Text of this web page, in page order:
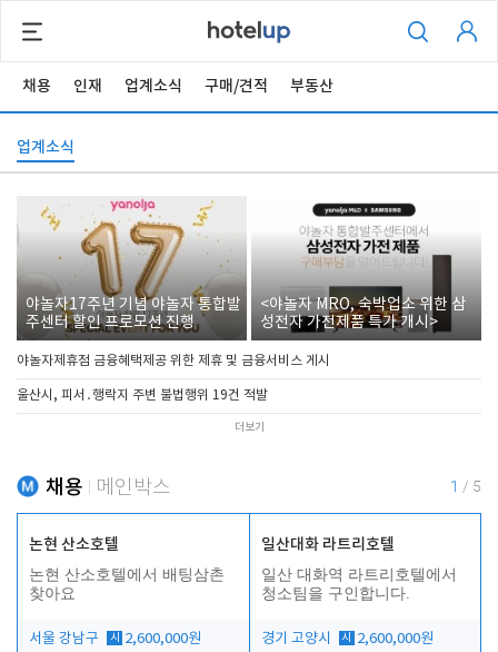
채용 인재 업계소식 구매/견적 부동산
업계소식
야놀자17주년 기념 야놀자 통합발
주센터 할인 프로모션 진행
<야놀자 MRO, 숙박업소 위한 삼
성전자 가전제품 특가 개시>
야놀자제휴점 금융혜택제공 위한 제휴 및 금융서비스 게시
울산시, 피서․행락지 주변 불법행위 19건 적발
더보기
채용 메인박스 1 / 5
논현 산소호텔
논현 산소호텔에서 배팅삼촌
찾아요
서울 강남구 시
2,600,000원
일산대화 라트리호텔
일산 대화역 라트리호텔에서
청소팀을 구인합니다.
경기 고양시 시
2,600,000원